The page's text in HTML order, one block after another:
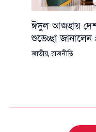
ঈদুল আজহায়
শুভেচ্ছা জানালেন
জাতীয়,রাজনীতি